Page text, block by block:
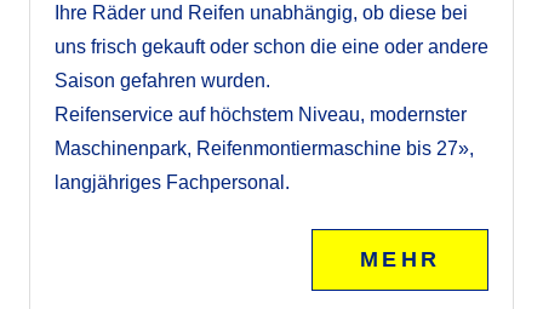
Ihre Räder und Reifen unabhängig, ob diese bei
uns frisch gekauft oder schon die eine oder andere
Saison gefahren wurden.
Reifenservice auf höchstem Niveau, modernster
Maschinenpark, Reifenmontiermaschine bis 27»,
langjähriges Fachpersonal.
MEHR